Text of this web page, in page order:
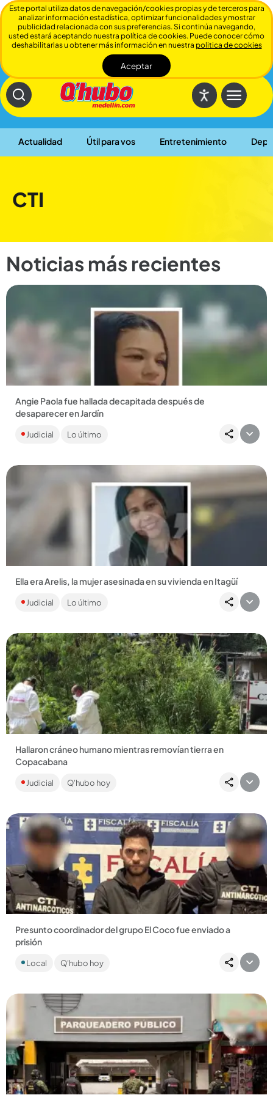
Actualidad Útil para vos Entretenimiento
Cerrar
CTI
Noticias más recientes
Angie Paola fue hallada decapitada después de
desaparecer en Jardín
La mujer, de 28 años, fue reportada como desaparecida por
sus familiares el 30 de julio, tras salir de su casa. ...
Judicial Lo último
Compartir Noticia
Ella era Arelis, la mujer asesinada en su vivienda en Itagüí
La víctima tenía 51 años y fue atacada con arma blanca dentro
de su casa. El señalado feminicida huyó del lugar. ...
Judicial Lo último
Compartir Noticia
Hallaron cráneo humano mientras removían tierra en
Copacabana
encontraban realizando unas excavaciones para un trabajo
Judicial Q'hubo hoy
Compartir Noticia
Presunto coordinador del grupo El Coco fue enviado a
prisión
Roberto César Echavarría Echavarría es sindicado de dirigir
un punto de venta de droga en un gimnasio al aire libre....
Local Q'hubo hoy
Compartir Noticia
Este portal utiliza datos de navegación/cookies propias y de terceros para
analizar información estadística, optimizar funcionalidades y mostrar
publicidad relacionada con sus preferencias. Si continúa navegando,
usted estará aceptando nuestra política de cookies. Puede conocer cómo
deshabilitarlas u obtener más información en nuestra politica de cookies
Aceptar